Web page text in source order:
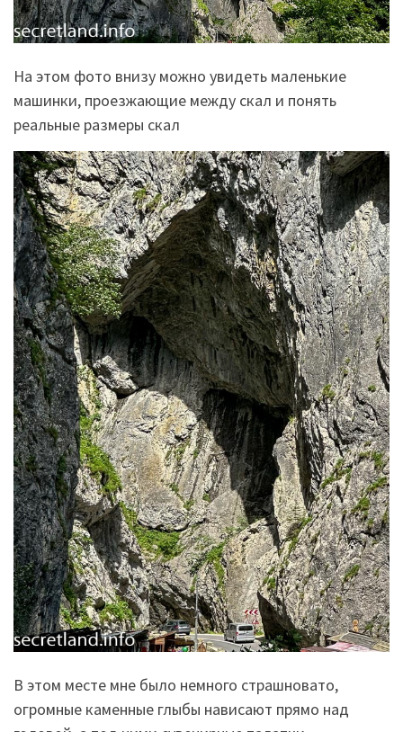
На этом фото внизу можно увидеть маленькие
машинки, проезжающие между скал и понять
реальные размеры скал
В этом месте мне было немного страшновато,
огромные каменные глыбы нависают прямо над